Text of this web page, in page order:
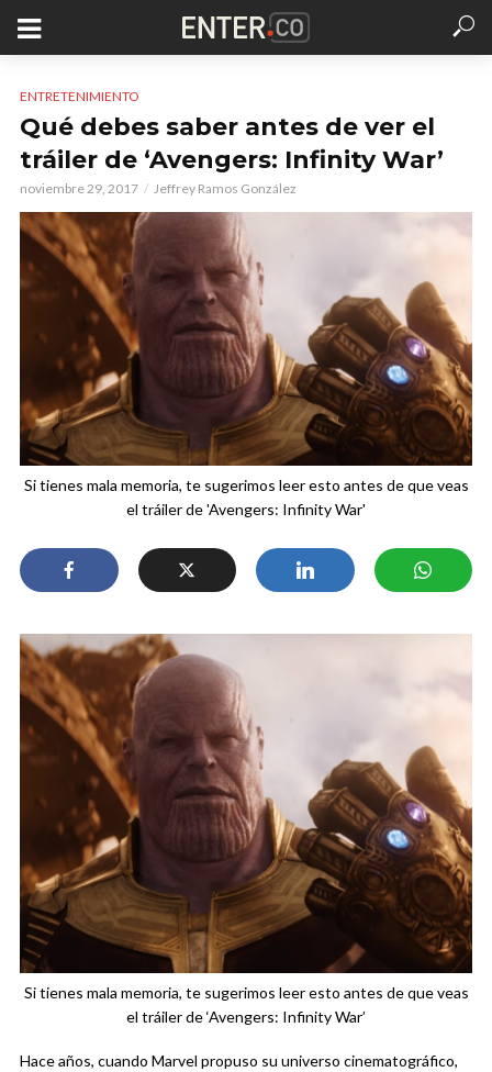
ENTRETENIMIENTO
Qué debes saber antes de ver el
tráiler de ‘Avengers: Infinity War’
noviembre 29, 2017 Jeffrey Ramos González
Si tienes mala memoria, te sugerimos leer esto antes de que veas
el tráiler de 'Avengers: Infinity War'
Si tienes mala memoria, te sugerimos leer esto antes de que veas
el tráiler de ‘Avengers: Infinity War’
Hace años, cuando Marvel propuso su universo cinematográfico,